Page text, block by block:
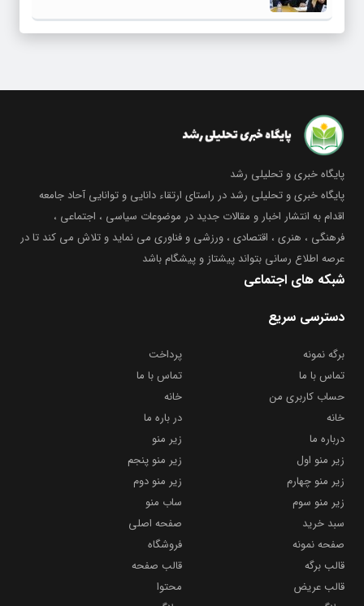
پایگاه خبری و تحلیلی رشد
پایگاه خبری و تحلیلی رشد در راستای ارتقاء دانایی و توانایی آحاد جامعه
اقدام به انتشار اخبار و مقالات جدید در موضوعات سیاسی ، اجتماعی ،
فرهنگی ، هنری ، اقتصادی ، ورزشی و فناوری می نماید و تلاش می کند تا در
عرصه اطلاع رسانی بتواند پیشتاز و پیشگام باشد
شبکه های اجتماعی
دسترسی سریع
برگه نمونه
پرداخت
تماس با ما
تماس با ما
حساب کاربری من
خانه
خانه
در باره ما
درباره ما
زیر منو
زیر منو اول
زیر منو پنجم
زیر منو چهارم
زیر منو دوم
زیر منو سوم
ساب منو
سبد خرید
صفحه اصلی
صفحه نمونه
فروشگاه
قالب برگه
قالب صفحه
قالب عریض
محتوا